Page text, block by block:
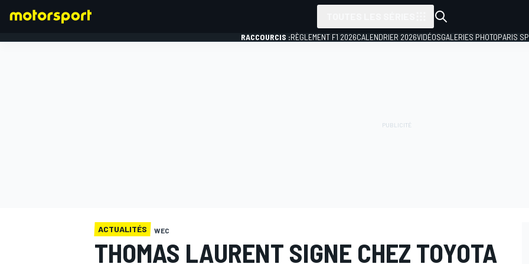
RACCOURCIS :RÈGLEMENT F1 2026CALENDRIER 2026VIDÉOSGALERIES PHOTOPARIS
ACTUALITÉS WEC
THOMAS LAURENT SIGNE CHEZ TOYOTA